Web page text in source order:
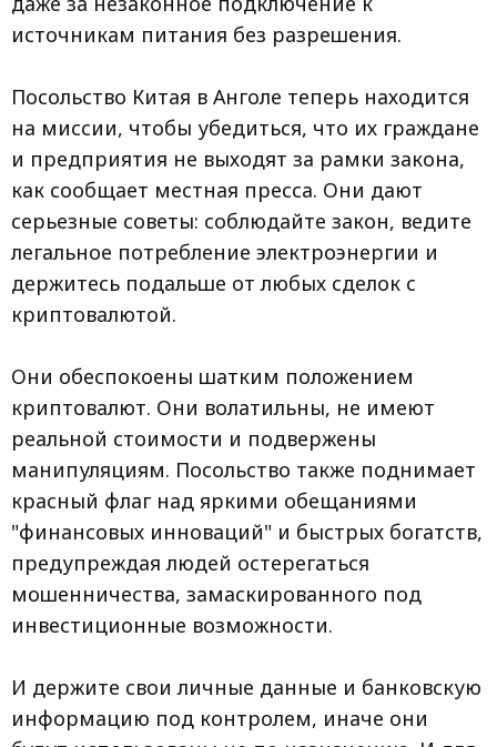
источникам питания без разрешения.
Посольство Китая в Анголе теперь находится
на миссии, чтобы убедиться, что их граждане
и предприятия не выходят за рамки закона,
как сообщает местная пресса. Они дают
серьезные советы: соблюдайте закон, ведите
легальное потребление электроэнергии и
держитесь подальше от любых сделок с
криптовалютой.
Они обеспокоены шатким положением
криптовалют. Они волатильны, не имеют
реальной стоимости и подвержены
манипуляциям. Посольство также поднимает
красный флаг над яркими обещаниями
"финансовых инноваций" и быстрых богатств,
предупреждая людей остерегаться
мошенничества, замаскированного под
инвестиционные возможности.
И держите свои личные данные и банковскую
информацию под контролем, иначе они